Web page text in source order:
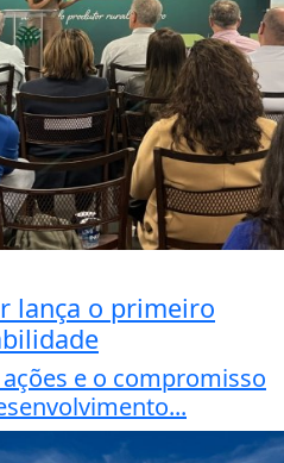
lança o primeiro
e o compromisso